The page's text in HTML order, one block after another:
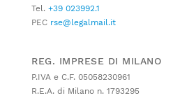
Tel. +39 023992.1
PEC rse@legalmail.it
REG. IMPRESE DI MILANO
P.IVA e C.F. 05058230961
R.E.A. di Milano n. 1793295